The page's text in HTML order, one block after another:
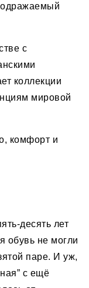
с
коллекции
мировой
комфорт и
десять лет
обувь не могли
паре. И уж,
c ещё